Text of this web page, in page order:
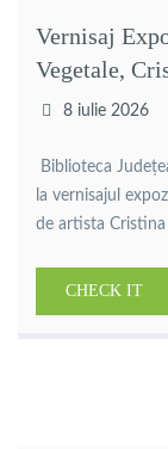
Vernisaj
Vegetale,
8 iulie 2026
Biblioteca
la vernisajul
de artista Cristina
București și
CHECK IT